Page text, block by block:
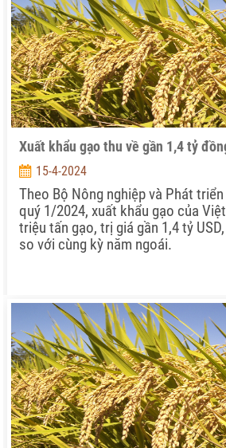
Xuất khẩu gạo thu về gần 1,4 tỷ
15-4-2024
Theo Bộ Nông nghiệp và Phát
quý 1/2024, xuất khẩu gạo của
triệu tấn gạo, trị giá gần 1,4 tỷ
so với cùng kỳ năm ngoái.